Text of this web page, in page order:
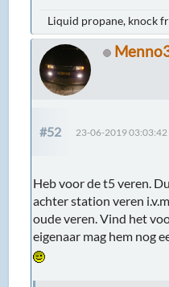
Liquid propane, knock
#52 23-06-2019 03:03:42
Heb voor de t5 veren.
achter station veren
oude veren. Vind het
eigenaar mag hem nog